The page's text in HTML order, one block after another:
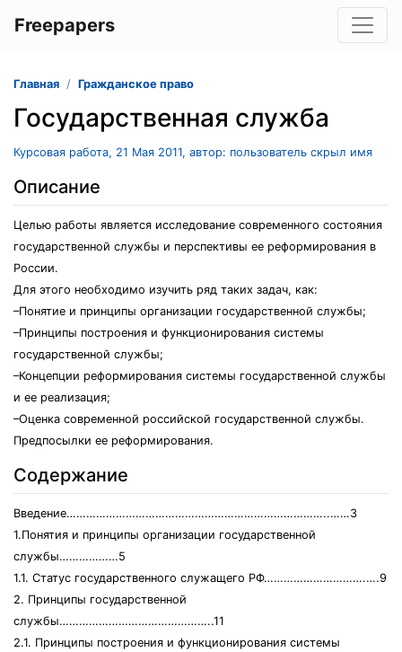
Freepapers
Главная Гражданское право
Государственная служба
Курсовая работа, 21 Мая 2011, автор: пользователь скрыл имя
Описание
Целью работы является исследование современного состояния
государственной службы и перспективы ее реформирования в
России.
Для этого необходимо изучить ряд таких задач, как:
–Понятие и принципы организации государственной службы;
–Принципы построения и функционирования системы
государственной службы;
–Концепции реформирования системы государственной службы
и ее реализация;
–Оценка современной российской государственной службы.
Предпосылки ее реформирования.
Содержание
Введение……………………………………………………………………..……3
1.Понятия и принципы организации государственной
службы………………5
1.1. Статус государственного служащего РФ………………………….….9
2. Принципы государственной
службы………………………………………..11
2.1. Принципы построения и функционирования системы